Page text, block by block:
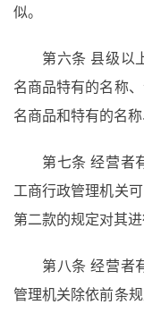
似。
第六条 县级以
名商品特有的名称
名商品和特有的名
第七条 经营者
工商行政管理机关
第二款的规定对其进
第八条 经营者
管理机关除依前条